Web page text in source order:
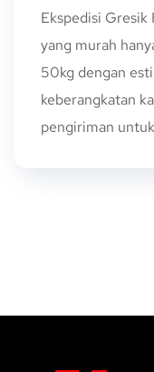
Ekspedisi
yang murah
50kg dengan
keberangkatan
pengiriman